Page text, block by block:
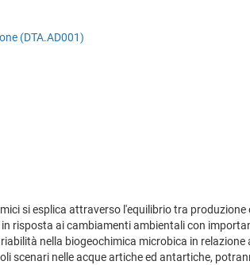
(DTA.AD001)
si esplica attraverso l'equilibrio tra
risposta ai cambiamenti ambientali con
nella biogeochimica microbica in
scenari nelle acque artiche ed antartiche,